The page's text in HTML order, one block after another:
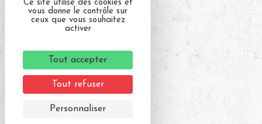
Ce site utilise des cookies et
vous donne le contrôle sur
ceux que vous souhaitez
activer
Tout accepter
Tout refuser
Personnaliser